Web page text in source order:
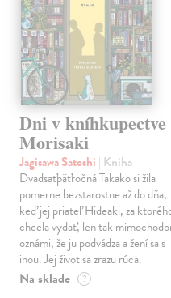
Dni v kníhkupectve
Morisaki
Jagisawa Satoshi | Kniha
Dvadsaťpäťročná Takako si žila
pomerne bezstarostne až do dňa,
keď jej priateľ Hideaki, za
chcela vydať, len tak
oznámi, že ju podvádza a žení sa s
inou. Jej život sa zrazu rúca.
Na sklade ?